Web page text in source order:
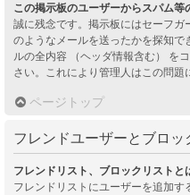
この掲示板のユーザーからスパム等
誠に残念です。掲示板にはセーフ
のようなメールを送ったかを探知
ルの全内容 （ヘッダ情報含む） を
さい。これにより管理人はこの問題
ページトップ
フレンドユーザーとブロッ
フレンドリスト、ブロックリストと
フレンドリストにユーザーを追加